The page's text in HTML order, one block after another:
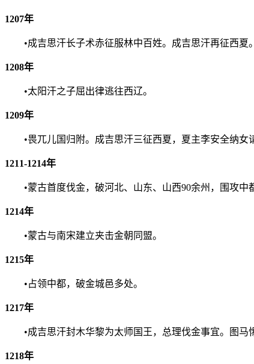
1207年
•成吉思汗长子术赤征服林中百姓。成吉思汗再征西夏。
1208年
•太阳汗之子屈出律逃往西辽。
1209年
•畏兀儿国归附。成吉思汗三征西夏，夏主李安全纳女
1211-1214年
•蒙古首度伐金，破河北、山东、山西90余州，围攻中
1214年
•蒙古与南宋建立夹击金朝同盟。
1215年
•占领中都，破金城邑多处。
1217年
•成吉思汗封木华黎为太师国王，总理伐金事宜。图马
1218年